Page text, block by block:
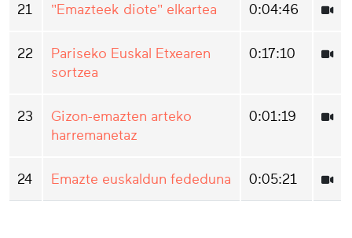
21 "Emazteek diote" elkartea 0:04:46
22
Pariseko Euskal Etxearen
sortzea
0:17:10
23
Gizon-emazten arteko
harremanetaz
0:01:19
24 Emazte euskaldun fededuna 0:05:21